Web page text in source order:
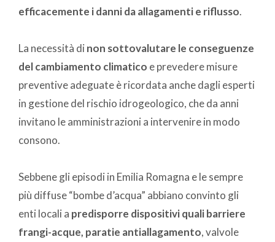
efficacemente i danni da allagamenti e riflusso.
La necessità di non sottovalutare le conseguenze
del cambiamento climatico e prevedere misure
preventive adeguate è ricordata anche dagli esperti
in gestione del rischio idrogeologico, che da anni
invitano le amministrazioni a intervenire in modo
consono.
Sebbene gli episodi in Emilia Romagna e le sempre
più diffuse “bombe d’acqua” abbiano convinto gli
enti locali a predisporre dispositivi quali barriere
frangi-acque, paratie antiallagamento, valvole